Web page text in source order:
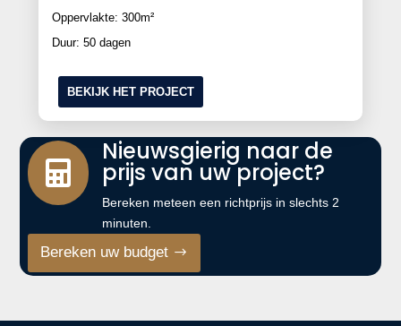
Oppervlakte: 300m²
Duur: 50 dagen
BEKIJK HET PROJECT

Nieuwsgierig naar de
prijs van uw project?
Bereken meteen een richtprijs in slechts 2
minuten.
Bereken uw budget